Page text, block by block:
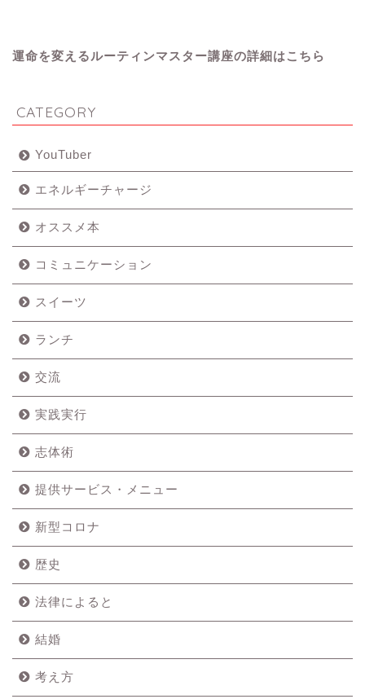
運命を変えるルーティンマスター講座の詳細はこちら
CATEGORY
YouTuber
エネルギーチャージ
オススメ本
コミュニケーション
スイーツ
ランチ
交流
実践実行
志体術
提供サービス・メニュー
新型コロナ
歴史
法律によると
結婚
考え方